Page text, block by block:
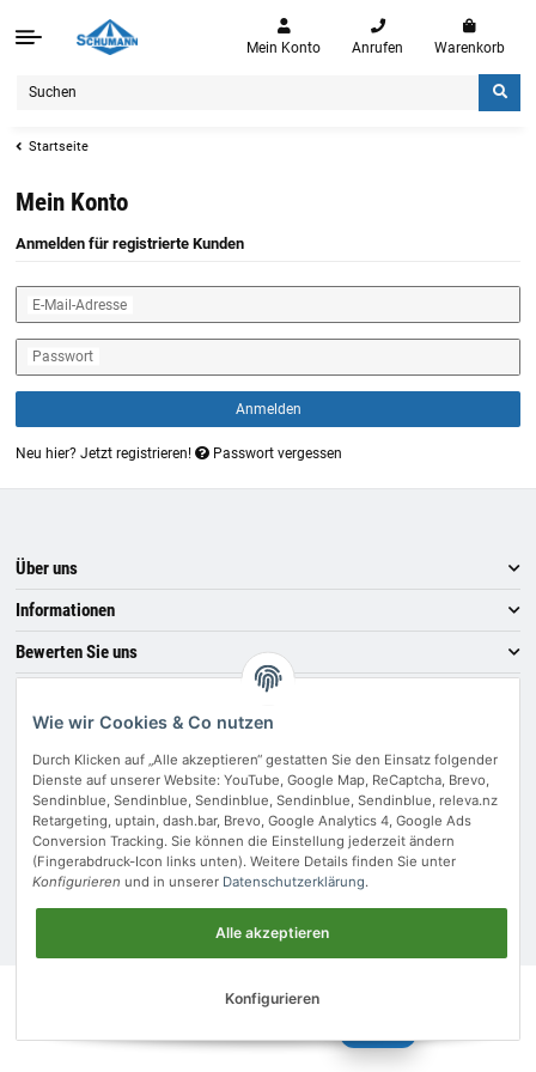
Mein Konto Anrufen Warenkorb
Startseite
Mein Konto
Anmelden für registrierte Kunden
E-Mail-Adresse
Passwort
Anmelden
Neu hier? Jetzt registrieren! Passwort vergessen
Über uns
Informationen
Bewerten Sie uns
Vertrag widerrufen
* Alle Preise inkl. gesetzlicher USt..
Wie wir Cookies & Co nutzen
Durch Klicken auf „Alle akzeptieren“ gestatten Sie den Einsatz folgender
Dienste auf unserer Website: YouTube, Google Map, ReCaptcha, Brevo,
Sendinblue, Sendinblue, Sendinblue, Sendinblue, Sendinblue, releva.nz
Retargeting, uptain, dash.bar, Brevo, Google Analytics 4, Google Ads
Conversion Tracking. Sie können die Einstellung jederzeit ändern
(Fingerabdruck-Icon links unten). Weitere Details finden Sie unter
Konfigurieren und in unserer Datenschutzerklärung.
Alle akzeptieren
Konfigurieren